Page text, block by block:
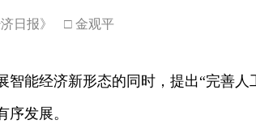
日报》 □ 金观平
能经济新形态的同时，提出“完善
发展。